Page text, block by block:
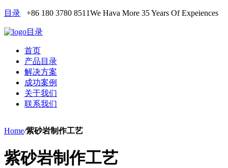
目录 +86 180 3780 8511We Hava More 35 Years Of Expeiences
目录
首页
产品目录
解决方案
成功案例
关于我们
联系我们
Home/紫砂岩制作工艺
紫砂岩制作工艺